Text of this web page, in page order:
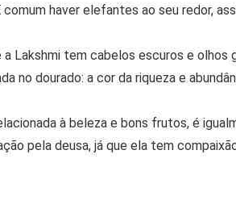
haver elefantes ao seu redor,
a Lakshmi tem cabelos escuros e
no dourado: a cor da riqueza e
à beleza e bons frutos, é
pela deusa, já que ela tem